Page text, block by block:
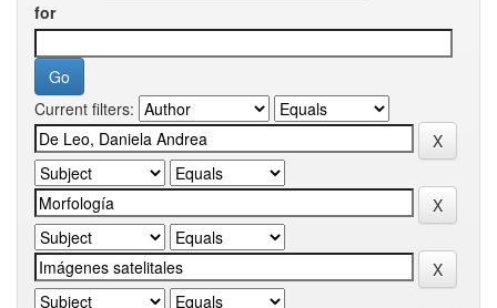
for
Current filters: